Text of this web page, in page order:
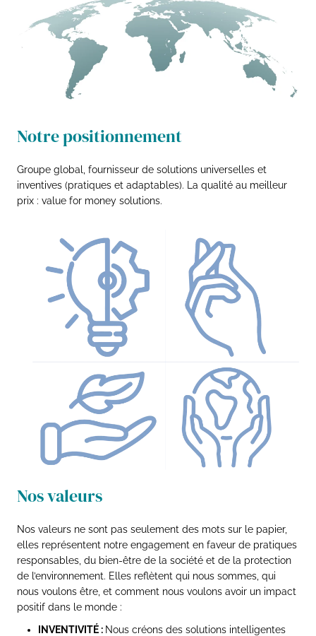
Notre positionnement
Groupe global, fournisseur de solutions universelles et
inventives (pratiques et adaptables). La qualité au meilleur
prix : value for money solutions.
Nos valeurs
Nos valeurs ne sont pas seulement des mots sur le papier,
elles représentent notre engagement en faveur de pratiques
responsables, du bien-être de la société et de la protection
de l’environnement. Elles reflètent qui nous sommes, qui
nous voulons être, et comment nous voulons avoir un impact
positif dans le monde :
INVENTIVITÉ : Nous créons des solutions intelligentes